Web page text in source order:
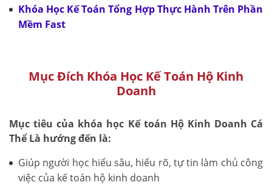
Khóa Học Kế Toán Tổng Hợp Thực Hành Trên Phần
Mềm Fast
Mục Đích Khóa Học Kế Toán Hộ Kinh
Doanh
Mục tiêu của khóa học Kế toán Hộ Kinh Doanh Cá
Thể Là hướng đến là:
Giúp người học hiểu sâu, hiểu rõ, tự tin làm chủ công
việc của kế toán hộ kinh doanh